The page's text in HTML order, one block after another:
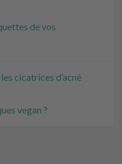
de vos
cicatrices d’acné
vegan ?